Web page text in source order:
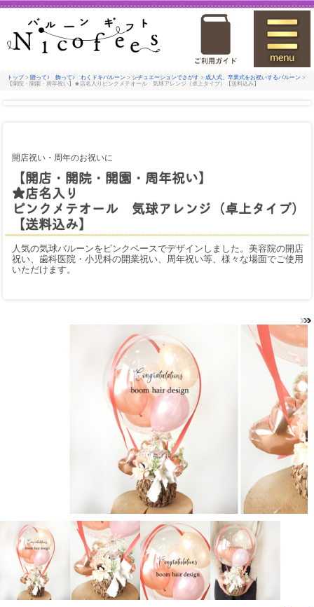
トップ > 贈って♪ 飾って♪ わくドキバルーン > シチュエーションでさがす > 成人式、卒業式をお祝いするバルーン >
【開院・開園・周年祝い】★店名入りピンクメテオール 気球アレンジ（卓上タイプ）【送料込み】
開店祝い・周年のお祝いに
【開店・開院・開園・周年祝い】
★店名入り
ピンクメテオール 気球アレンジ（卓上タイプ）
【送料込み】
人気の気球バルーンをピンクベースでデザインしました。美容院の開店
祝い、歯科医院・小児科の開業祝い、周年祝い等、様々な場面でご使用
いただけます。